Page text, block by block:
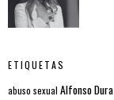
ETIQUETAS
abuso sexual Alfonso